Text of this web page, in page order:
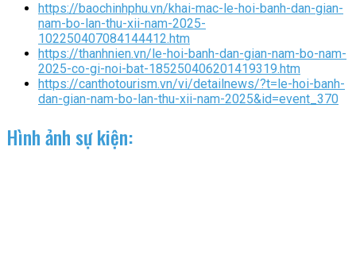
https://baochinhphu.vn/khai-mac-le-hoi-banh-dan-gian-
nam-bo-lan-thu-xii-nam-2025-
102250407084144412.htm
https://thanhnien.vn/le-hoi-banh-dan-gian-nam-bo-nam-
2025-co-gi-noi-bat-185250406201419319.htm
https://canthotourism.vn/vi/detailnews/?t=le-hoi-banh-
dan-gian-nam-bo-lan-thu-xii-nam-2025&id=event_370
Hình ảnh sự kiện: